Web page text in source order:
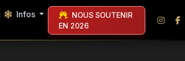
Infos
NOUS SOUTENIR
EN 2026